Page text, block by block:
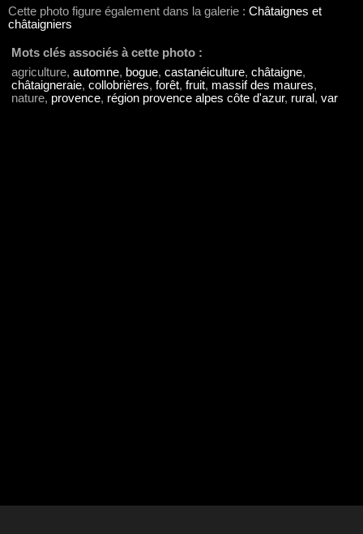
Cette photo figure également dans la galerie : Châtaignes et
châtaigniers
Mots clés associés à cette photo :
agriculture, automne, bogue, castanéiculture, châtaigne,
châtaigneraie, collobrières, forêt, fruit, massif des maures,
nature, provence, région provence alpes côte d'azur, rural , var